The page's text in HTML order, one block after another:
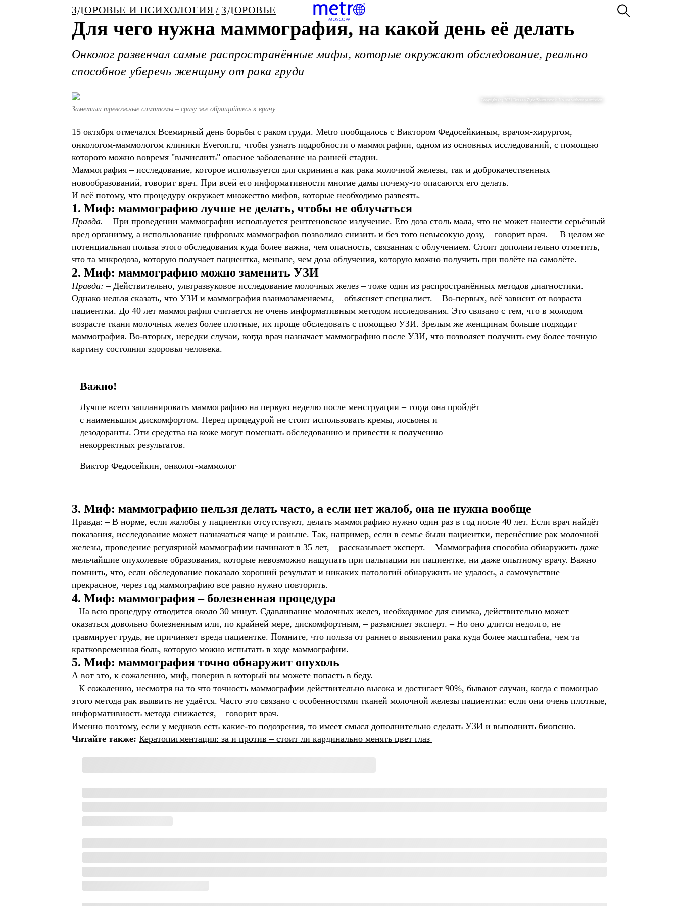
ЗДОРОВЬЕ И ПСИХОЛОГИЯ ЗДОРОВЬЕ
Для чего нужна маммография, на какой день её делать
Онколог развенчал самые распространённые мифы, которые окружают обследование, реально
способное уберечь женщину от рака груди
Copyright (c) 2021 Drazen Zigic/Shutterstock. No use without permission.
Заметили тревожные симптомы – сразу же обращайтесь к врачу.
15 октября отмечался Всемирный день борьбы с раком груди. Metro пообщалось с Виктором Федосейкиным, врачом-хирургом,
онкологом-маммологом клиники Everon.ru, чтобы узнать подробности о маммографии, одном из основных исследований, с помощью
которого можно вовремя "вычислить" опасное заболевание на ранней стадии.
Маммография – исследование, которое используется для скрининга как рака молочной железы, так и доброкачественных
новообразований, говорит врач. При всей его информативности многие дамы почему-то опасаются его делать.
И всё потому, что процедуру окружает множество мифов, которые необходимо развеять.
1. Миф: маммографию лучше не делать, чтобы не облучаться
Правда. – При проведении маммографии используется рентгеновское излучение. Его доза столь мала, что не может нанести серьёзный
вред организму, а использование цифровых маммографов позволило снизить и без того невысокую дозу, – говорит врач. – В целом же
потенциальная польза этого обследования куда более важна, чем опасность, связанная с облучением. Стоит дополнительно отметить,
что та микродоза, которую получает пациентка, меньше, чем доза облучения, которую можно получить при полёте на самолёте.
2. Миф: маммографию можно заменить УЗИ
Правда: – Действительно, ультразвуковое исследование молочных желез – тоже один из распространённых методов диагностики.
Однако нельзя сказать, что УЗИ и маммография взаимозаменяемы, – объясняет специалист. – Во-первых, всё зависит от возраста
пациентки. До 40 лет маммография считается не очень информативным методом исследования. Это связано с тем, что в молодом
возрасте ткани молочных желез более плотные, их проще обследовать с помощью УЗИ. Зрелым же женщинам больше подходит
маммография. Во-вторых, нередки случаи, когда врач назначает маммографию после УЗИ, что позволяет получить ему более точную
картину состояния здоровья человека.
Важно!
Лучше всего запланировать маммографию на первую неделю после менструации – тогда она пройдёт
с наименьшим дискомфортом. Перед процедурой не стоит использовать кремы, лосьоны и
дезодоранты. Эти средства на коже могут помешать обследованию и привести к получению
некорректных результатов.
Виктор Федосейкин, онколог-маммолог
3. Миф: маммографию нельзя делать часто, а если нет жалоб, она не нужна вообще
Правда: – В норме, если жалобы у пациентки отсутствуют, делать маммографию нужно один раз в год после 40 лет. Если врач найдёт
показания, исследование может назначаться чаще и раньше. Так, например, если в семье были пациентки, перенёсшие рак молочной
железы, проведение регулярной маммографии начинают в 35 лет, – рассказывает эксперт. – Маммография способна обнаружить даже
мельчайшие опухолевые образования, которые невозможно нащупать при пальпации ни пациентке, ни даже опытному врачу. Важно
помнить, что, если обследование показало хороший результат и никаких патологий обнаружить не удалось, а самочувствие
прекрасное, через год маммографию все равно нужно повторить.
4. Миф: маммография – болезненная процедура
– На всю процедуру отводится около 30 минут. Сдавливание молочных желез, необходимое для снимка, действительно может
оказаться довольно болезненным или, по крайней мере, дискомфортным, – разъясняет эксперт. – Но оно длится недолго, не
травмирует грудь, не причиняет вреда пациентке. Помните, что польза от раннего выявления рака куда более масштабна, чем та
кратковременная боль, которую можно испытать в ходе маммографии.
5. Миф: маммография точно обнаружит опухоль
А вот это, к сожалению, миф, поверив в который вы можете попасть в беду.
– К сожалению, несмотря на то что точность маммографии действительно высока и достигает 90%, бывают случаи, когда с помощью
этого метода рак выявить не удаётся. Часто это связано с особенностями тканей молочной железы пациентки: если они очень плотные,
информативность метода снижается, – говорит врач.
Именно поэтому, если у медиков есть какие-то подозрения, то имеет смысл дополнительно сделать УЗИ и выполнить биопсию.
Читайте также: Кератопигментация: за и против – стоит ли кардинально менять цвет глаз